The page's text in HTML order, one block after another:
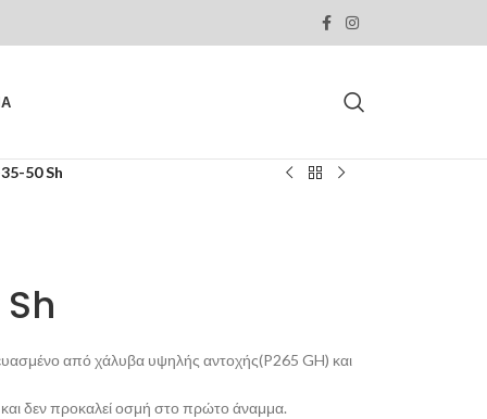
50 Sh
από χάλυβα υψηλής αντοχής(P265 GH) και
και δεν προκαλεί οσμή στο πρώτο άναμμα.